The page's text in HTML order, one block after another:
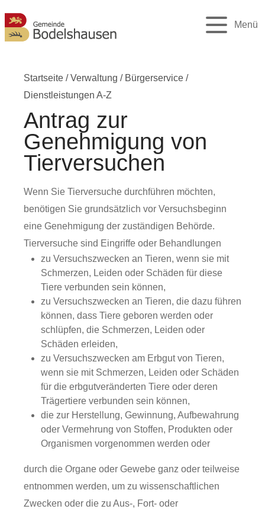
Menü
Startseite /Verwaltung / Bürgerservice /
Dienstleistungen A-Z
Antrag zur
Genehmigung von
Tierversuchen
Wenn Sie Tierversuche durchführen möchten,
benötigen Sie grundsätzlich vor Versuchsbeginn
eine Genehmigung der zuständigen Behörde.
Tierversuche sind Eingriffe oder Behandlungen
zu Versuchszwecken an Tieren, wenn sie mit
Schmerzen, Leiden oder Schäden für diese
Tiere verbunden sein können,
zu Versuchszwecken an Tieren, die dazu führen
können, dass Tiere geboren werden oder
schlüpfen, die Schmerzen, Leiden oder
Schäden erleiden,
zu Versuchszwecken am Erbgut von Tieren,
wenn sie mit Schmerzen, Leiden oder Schäden
für die erbgutveränderten Tiere oder deren
Trägertiere verbunden sein können,
die zur Herstellung, Gewinnung, Aufbewahrung
oder Vermehrung von Stoffen, Produkten oder
Organismen vorgenommen werden oder
durch die Organe oder Gewebe ganz oder teilweise
entnommen werden, um zu wissenschaftlichen
Zwecken oder die zu Aus-, Fort- oder